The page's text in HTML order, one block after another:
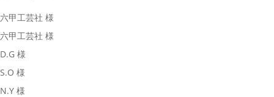
六甲工芸社 様
六甲工芸社 様
D.G 様
S.O 様
N.Y 様